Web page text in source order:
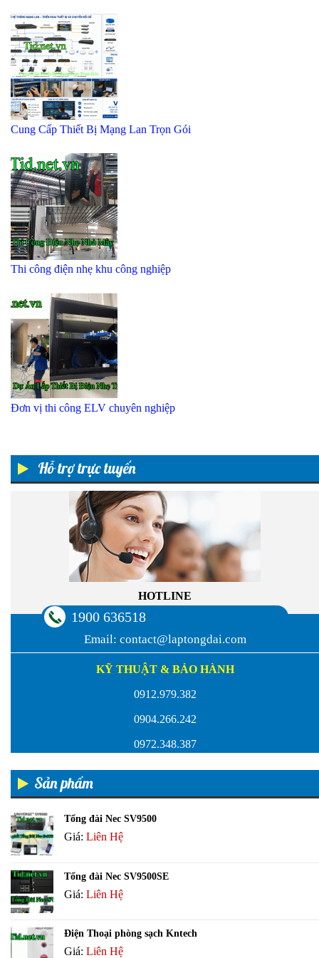
Hỗ trợ trực tuyến
HOTLINE
1900 636518
Email: contact@laptongdai.com
KỸ THUẬT & BẢO HÀNH
0912.979.382
0904.266.242
0972.348.387
Sản phẩm
Tổng đài Nec SV9500
Giá: Liên Hệ
Tổng đài Nec SV9500SE
Giá: Liên Hệ
Điện Thoại phòng sạch Kntech
Giá: Liên Hệ
Cung Cấp Thiết Bị Mạng Lan Trọn Gói
Thi công điện nhẹ khu công nghiệp
Đơn vị thi công ELV chuyên nghiệp